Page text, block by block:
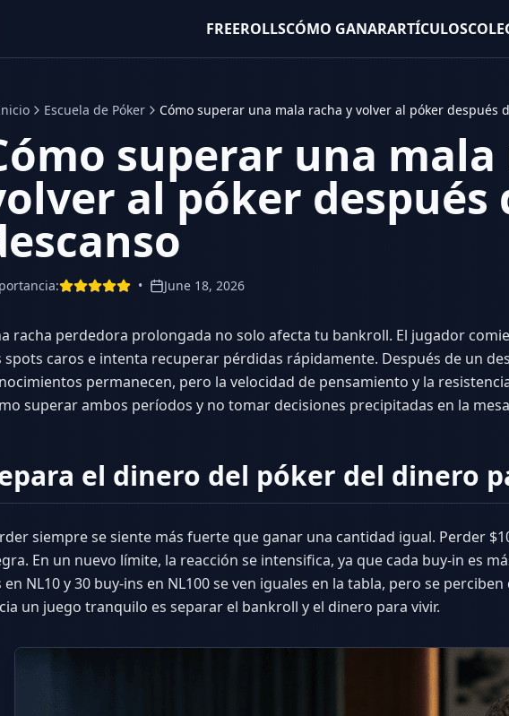
FREEROLLSCÓMO GANARARTÍCULOS
Escuela de Póker Cómo superar una mala racha y volver al póker después
superar una mala
al póker después
: • June 18, 2026
racha perdedora prolongada no solo afecta tu bankroll. El jugador
spots caros e intenta recuperar pérdidas rápidamente. Después de un
permanecen, pero la velocidad de pensamiento y la
superar ambos períodos y no tomar decisiones precipitadas en la
el dinero del póker del dinero
siempre se siente más fuerte que ganar una cantidad igual. Perder
En un nuevo límite, la reacción se intensifica, ya que cada buy-in es
en NL10 y 30 buy-ins en NL100 se ven iguales en la tabla, pero se
un juego tranquilo es separar el bankroll y el dinero para vivir.